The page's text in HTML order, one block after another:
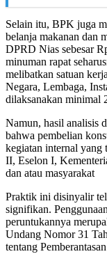
Selain itu, BPK juga
belanja makanan dan
DPRD Nias sebesar
minuman rapat
melibatkan satuan
Negara, Lembaga,
dilaksanakan minimal
Namun, hasil analisis
bahwa pembelian
kegiatan internal yang
II, Eselon I,
dan atau masyarakat
Praktik ini disinyalir
signifikan.
peruntukannya
Undang Nomor 31
tentang